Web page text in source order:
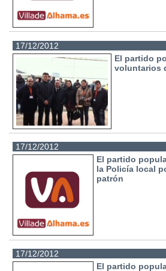
17/12/2012
El partido
voluntarios
17/12/2012
El partido
la Policía local
patrón
17/12/2012
El partido